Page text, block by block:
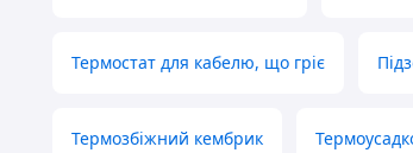
Термостат для кабелю, що гріє
Термозбіжний кембрик